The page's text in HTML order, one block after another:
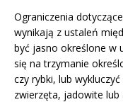
Ograniczenia
wynikają z ustaleń
być jasno określone w
się na trzymanie
czy rybki, lub
zwierzęta, jadowite